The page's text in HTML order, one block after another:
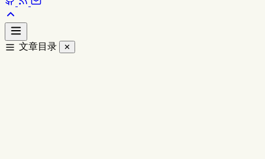
文章目录 ✕